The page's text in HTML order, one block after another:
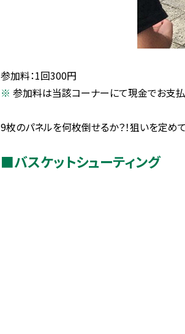
参加料：1回300円
参加料は当該コーナーにて現金でお支
9枚のパネルを何枚倒せるか？！狙いを定めて
■バスケットシューティング